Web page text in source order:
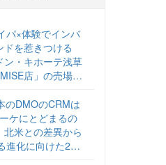
パ×体験でインバ
ドを惹きつける
ン・キホーテ浅草
店」の売場づ
のDMOのCRMは
ケにとどまるの
米との差異から
進化に向けた2ス